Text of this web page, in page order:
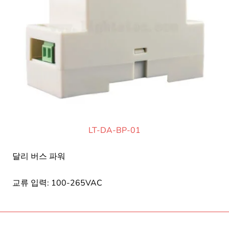
LT-DA-BP-01
달리 버스 파워
교류 입력: 100-265VAC